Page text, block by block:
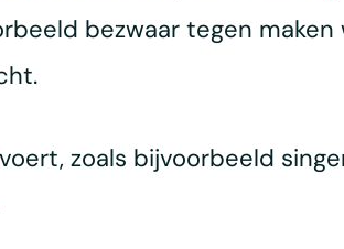
bezwaar tegen
zoals bijvoorbeeld